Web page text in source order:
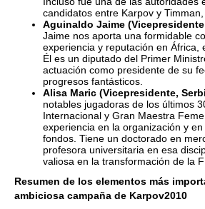
candidatos entre Karpov y
Aguinaldo Jaime
Jaime nos aporta una formidable
experiencia y reputación en África,
Él es un diputado del Primer
actuación como presidente de su
progresos fantásticos.
Alisa Maric (Vicepresidente,
notables jugadoras de los últimos
Internacional y Gran Maestra
experiencia en la organización y
fondos. Tiene un doctorado en
profesora universitaria en esa
valiosa en la transformación de la
Resumen de los elementos más
ambiciosa campaña de Karpov2010